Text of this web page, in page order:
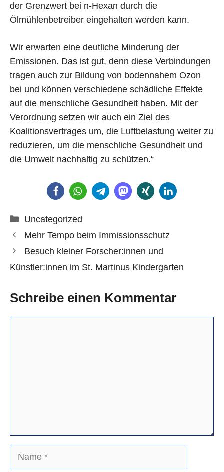
der Grenzwert bei n-Hexan durch die
Ölmühlenbetreiber eingehalten werden kann.
Wir erwarten eine deutliche Minderung der
Emissionen. Das ist gut, denn diese Verbindungen
tragen auch zur Bildung von bodennahem Ozon
bei und können verschiedene schädliche Effekte
auf die menschliche Gesundheit haben. Mit der
Verordnung setzen wir auch ein Ziel des
Koalitionsvertrages um, die Luftbelastung weiter zu
reduzieren, um die menschliche Gesundheit und
die Umwelt nachhaltig zu schützen.“
Kategorien
Uncategorized
Mehr Tempo beim Immissionsschutz
Besuch kleiner Forscher:innen und
Künstler:innen im St. Martinus Kindergarten
Schreibe einen Kommentar
Name